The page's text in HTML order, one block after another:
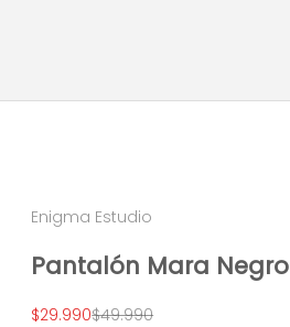
Enigma Estudio
Pantalón Mara Negro
Precio de oferta
$29.990Precio normal
$49.990